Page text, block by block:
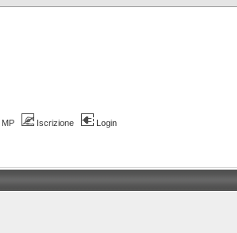
MP Iscrizione Login